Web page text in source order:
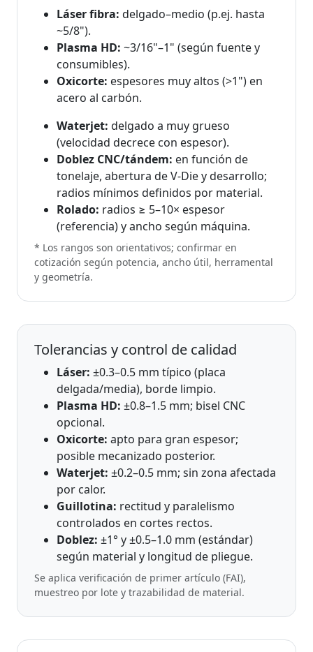
Láser fibra: delgado–medio (p.ej. hasta
~5/8").
Plasma HD: ~3/16"–1" (según fuente y
consumibles).
Oxicorte: espesores muy altos (>1") en
acero al carbón.
Waterjet: delgado a muy grueso
(velocidad decrece con espesor).
Doblez CNC/tándem: en función de
tonelaje, abertura de V-Die y desarrollo;
radios mínimos definidos por material.
Rolado: radios ≥ 5–10× espesor
(referencia) y ancho según máquina.
* Los rangos son orientativos; confirmar en
cotización según potencia, ancho útil, herramental
y geometría.
Tolerancias y control de calidad
Láser: ±0.3–0.5 mm típico (placa
delgada/media), borde limpio.
Plasma HD: ±0.8–1.5 mm; bisel CNC
opcional.
Oxicorte: apto para gran espesor;
posible mecanizado posterior.
Waterjet: ±0.2–0.5 mm; sin zona afectada
por calor.
Guillotina: rectitud y paralelismo
controlados en cortes rectos.
Doblez: ±1° y ±0.5–1.0 mm (estándar)
según material y longitud de pliegue.
Se aplica verificación de primer artículo (FAI),
muestreo por lote y trazabilidad de material.